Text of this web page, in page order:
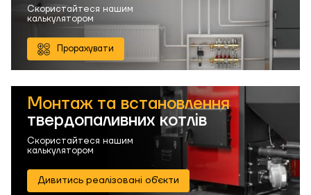
Скористайтеся нашим
калькулятором
Прорахувати
Монтаж та встановлення
твердопаливних котлів
Скористайтеся нашим
калькулятором
Дивитись реалізовані об'єкти